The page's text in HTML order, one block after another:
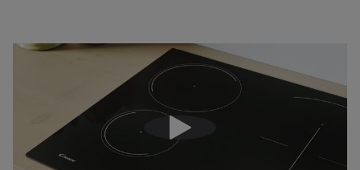
Přehrajte video